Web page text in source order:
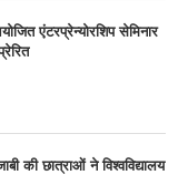
एंटरप्रेन्योरशिप सेमिनार
की छात्राओं ने विश्वविद्यालय